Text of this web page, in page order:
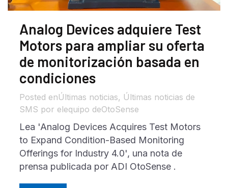
Analog Devices adquiere Test
Motors para ampliar su oferta
de monitorización basada en
condiciones
enÚltimas noticias, Últimas noticias de
SMS por elequipo deOtoSense
Lea 'Analog Devices Acquires Test Motors
to Expand Condition-Based Monitoring
Offerings for Industry 4.0', una nota de
prensa publicada por ADI OtoSense .